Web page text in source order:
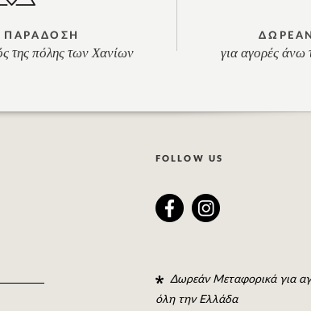
της πόλης των Χανίων για αγορές άνω
FOLLOW US
Δωρεάν Μεταφορικά για
όλη την Ελλάδα